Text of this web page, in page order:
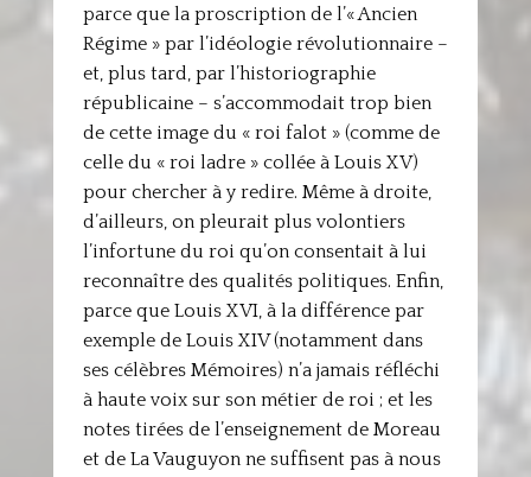
parce que la proscription de l’« Ancien
Régime » par l’idéologie révolutionnaire –
et, plus tard, par l’historiographie
républicaine – s’accommodait trop bien
de cette image du « roi falot » (comme de
celle du « roi ladre » collée à Louis XV)
pour chercher à y redire. Même à droite,
d’ailleurs, on pleurait plus volontiers
l’infortune du roi qu’on consentait à lui
reconnaître des qualités politiques. Enfin,
parce que Louis XVI, à la différence par
exemple de Louis XIV (notamment dans
ses célèbres Mémoires) n’a jamais réfléchi
à haute voix sur son métier de roi ; et les
notes tirées de l’enseignement de Moreau
et de La Vauguyon ne suffisent pas à nous